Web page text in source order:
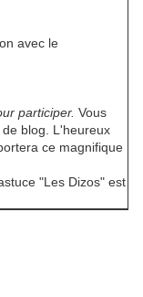
avec le
participer. Vous
blog. L'heureux
ce magnifique
"Les Dizos" est